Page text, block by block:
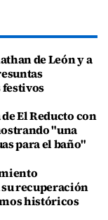
de León y a
El Reducto con
"una
para el baño"
recuperación
históricos